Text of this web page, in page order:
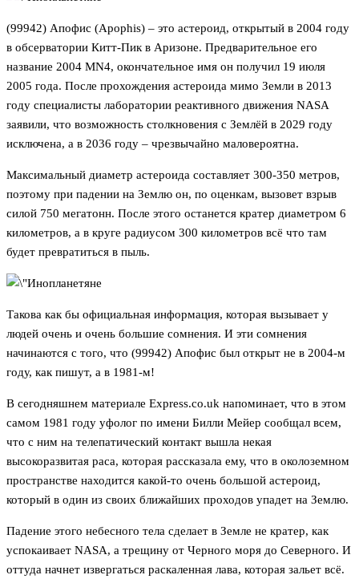
(99942) Апофис (Apophis) – это астероид, открытый в 2004 году
в обсерватории Китт-Пик в Аризоне. Предварительное его
название 2004 MN4, окончательное имя он получил 19 июля
2005 года. После прохождения астероида мимо Земли в 2013
году специалисты лаборатории реактивного движения NASA
заявили, что возможность столкновения с Землёй в 2029 году
исключена, а в 2036 году – чрезвычайно маловероятна.
Максимальный диаметр астероида составляет 300-350 метров,
поэтому при падении на Землю он, по оценкам, вызовет взрыв
силой 750 мегатонн. После этого останется кратер диаметром 6
километров, а в круге радиусом 300 километров всё что там
будет превратиться в пыль.
Такова как бы официальная информация, которая вызывает у
людей очень и очень большие сомнения. И эти сомнения
начинаются с того, что (99942) Апофис был открыт не в 2004-м
году, как пишут, а в 1981-м!
В сегодняшнем материале Express.co.uk напоминает, что в этом
самом 1981 году уфолог по имени Билли Мейер сообщал всем,
что с ним на телепатический контакт вышла некая
высокоразвитая раса, которая рассказала ему, что в околоземном
пространстве находится какой-то очень большой астероид,
который в один из своих ближайших проходов упадет на Землю.
Падение этого небесного тела сделает в Земле не кратер, как
успокаивает NASA, а трещину от Черного моря до Северного. И
оттуда начнет извергаться раскаленная лава, которая зальет всё.